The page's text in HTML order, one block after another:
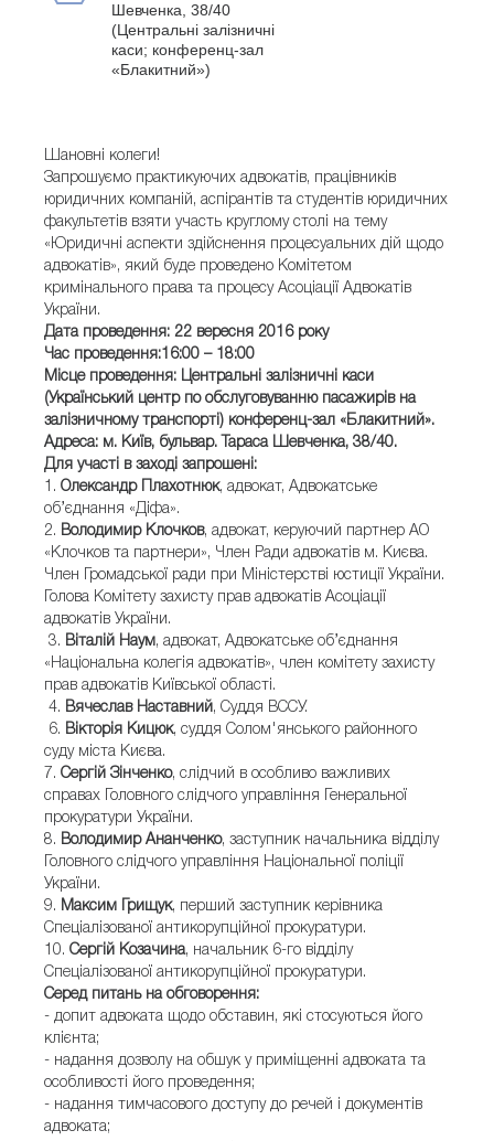
Шевченка, 38/40
(Центральні залізничні
каси; конференц-зал
«Блакитний»)
Шановні колеги!
Запрошуємо практикуючих адвокатів, працівників
юридичних компаній, аспірантів та студентів юридичних
факультетів взяти участь круглому столі на тему
«Юридичні аспекти здійснення процесуальних дій щодо
адвокатів», який буде проведено Комітетом
кримінального права та процесу Асоціації Адвокатів
України.
Дата проведення: 22 вересня 2016 року
Час проведення:16:00 – 18:00
Місце проведення: Центральні залізничні каси
(Український центр по обслуговуванню пасажирів на
залізничному транспорті) конференц-зал «Блакитний».
Адреса: м. Київ, бульвар. Тараса Шевченка, 38/40.
Для участі в заході запрошені:
1. Олександр Плахотнюк, адвокат, Адвокатське
об’єднання «Діфа».
2. Володимир Клочков, адвокат, керуючий партнер АО
«Клочков та партнери», Член Ради адвокатів м. Києва.
Член Громадської ради при Міністерстві юстиції України.
Голова Комітету захисту прав адвокатів Асоціації
адвокатів України.
3. Віталій Наум, адвокат, Адвокатське об’єднання
«Національна колегія адвокатів», член комітету захисту
прав адвокатів Київської області.
4. Вячеслав Наставний, Суддя ВССУ.
6. Вікторія Кицюк, суддя Солом'янського районного
суду міста Києва.
7. Сергій Зінченко, слідчий в особливо важливих
справах Головного слідчого управління Генеральної
прокуратури України.
8. Володимир Ананченко, заступник начальника відділу
Головного слідчого управління Національної поліції
України.
9. Максим Грищук, перший заступник керівника
Спеціалізованої антикорупційної прокуратури.
10. Сергій Козачина, начальник 6-го відділу
Спеціалізованої антикорупційної прокуратури.
Серед питань на обговорення:
- допит адвоката щодо обставин, які стосуються його
клієнта;
- надання дозволу на обшук у приміщенні адвоката та
особливості його проведення;
- надання тимчасового доступу до речей і документів
адвоката;